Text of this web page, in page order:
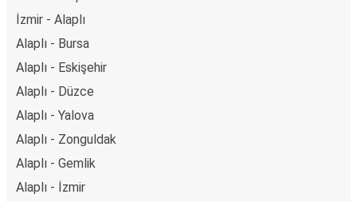
İzmir - Alaplı
Alaplı - Bursa
Alaplı - Eskişehir
Alaplı - Düzce
Alaplı - Yalova
Alaplı - Zonguldak
Alaplı - Gemlik
Alaplı - İzmir